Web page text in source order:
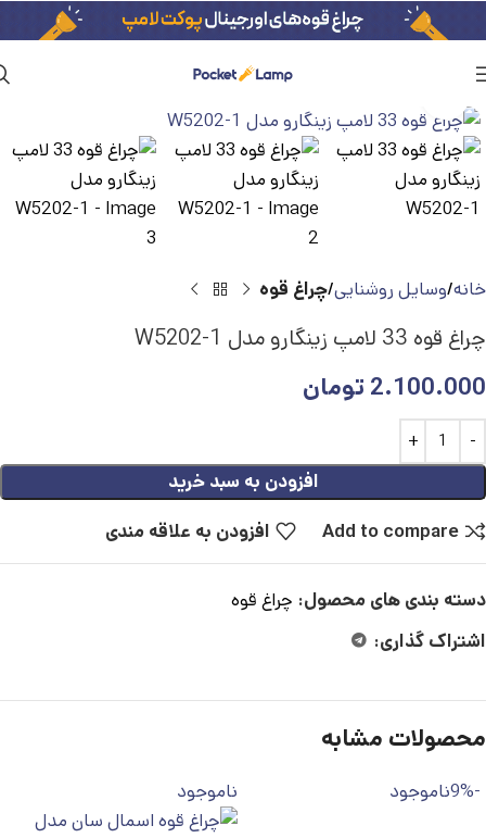
خانه وسایل روشنایی چراغ قوه
چراغ قوه 33 لامپ زینگارو مدل W5202-1
2.100.000 تومان
افزودن به سبد خرید
Add to compare
افزودن به علاقه مندی
دسته بندی های محصول: چراغ قوه
اشتراک گذاری:
محصولات مشابه
-9% ناموجود ناموجود